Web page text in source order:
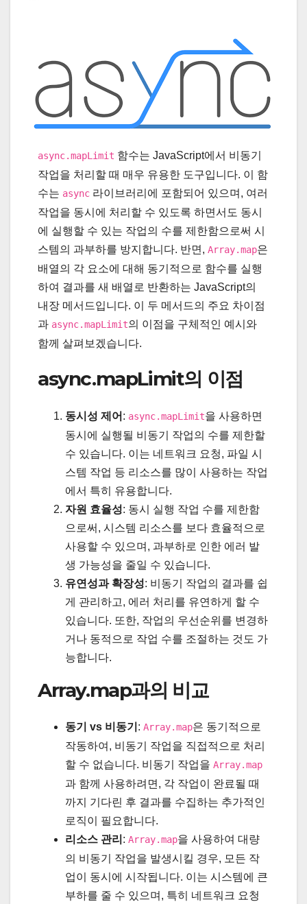
async.mapLimit 함수는 JavaScript에서 비동기
작업을 처리할 때 매우 유용한 도구입니다. 이 함
수는 async 라이브러리에 포함되어 있으며, 여러
작업을 동시에 처리할 수 있도록 하면서도 동시
에 실행할 수 있는 작업의 수를 제한함으로써 시
스템의 과부하를 방지합니다. 반면, Array.map은
배열의 각 요소에 대해 동기적으로 함수를 실행
하여 결과를 새 배열로 반환하는 JavaScript의
내장 메서드입니다. 이 두 메서드의 주요 차이점
과 async.mapLimit의 이점을 구체적인 예시와
함께 살펴보겠습니다.
async.mapLimit의 이점
동시성 제어 : async.mapLimit을 사용하면
동시에 실행될 비동기 작업의 수를 제한할
수 있습니다. 이는 네트워크 요청, 파일 시
스템 작업 등 리소스를 많이 사용하는 작업
에서 특히 유용합니다.
자원 효율성: 동시 실행 작업 수를 제한함
으로써, 시스템 리소스를 보다 효율적으로
사용할 수 있으며, 과부하로 인한 에러 발
생 가능성을 줄일 수 있습니다.
유연성과 확장성: 비동기 작업의 결과를 쉽
게 관리하고, 에러 처리를 유연하게 할 수
있습니다. 또한, 작업의 우선순위를 변경하
거나 동적으로 작업 수를 조절하는 것도 가
능합니다.
Array.map과의 비교
동기 vs 비동기 : Array.map은 동기적으로
작동하여, 비동기 작업을 직접적으로 처리
할 수 없습니다. 비동기 작업을 Array.map
과 함께 사용하려면, 각 작업이 완료될 때
까지 기다린 후 결과를 수집하는 추가적인
로직이 필요합니다.
리소스 관리 : Array.map을 사용하여 대량
의 비동기 작업을 발생시킬 경우, 모든 작
업이 동시에 시작됩니다. 이는 시스템에 큰
부하를 줄 수 있으며, 특히 네트워크 요청